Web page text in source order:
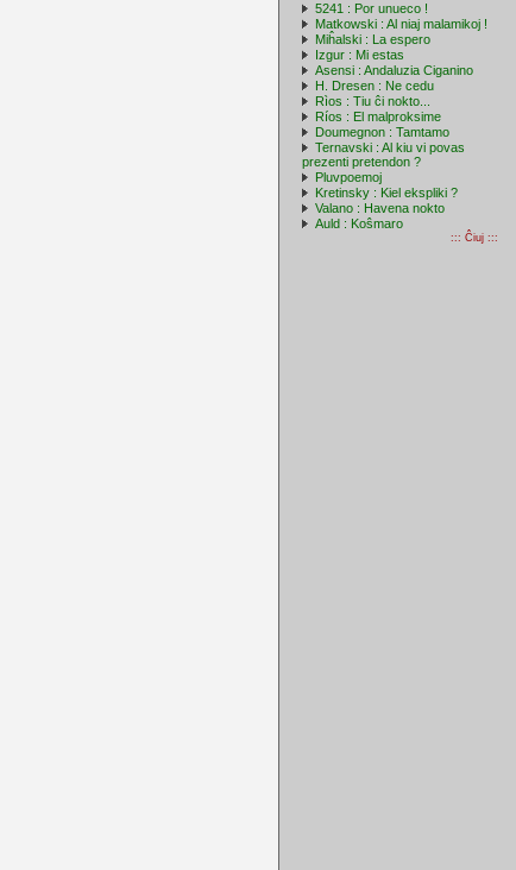
5241 : Por unueco !
Matkowski : Al niaj malamikoj !
Miĥalski : La espero
Izgur : Mi estas
Asensi : Andaluzia Ciganino
H. Dresen : Ne cedu
Rìos : Tiu ĉi nokto...
Ríos : El malproksime
Doumegnon : Tamtamo
Ternavski : Al kiu vi povas
prezenti pretendon ?
Pluvpoemoj
Kretinsky : Kiel ekspliki ?
Valano : Havena nokto
Auld : Koŝmaro
::: Ĉiuj :::